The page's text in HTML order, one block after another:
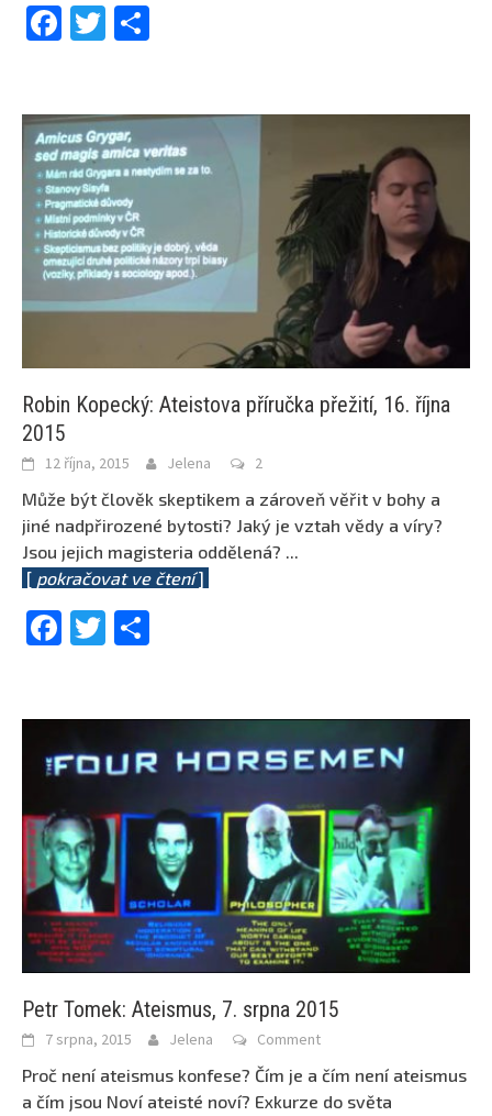
Facebook
Twitter
Robin Kopecký: Ateistova příručka přežití, 16. října
2015
12 října, 2015 Jelena 2
Může být člověk skeptikem a zároveň věřit v bohy a
jiné nadpřirozené bytosti? Jaký je vztah vědy a víry?
Jsou jejich magisteria oddělená? ...
[ pokračovat ve čtení]
Facebook
Twitter
Petr Tomek: Ateismus, 7. srpna 2015
7 srpna, 2015 Jelena Comment
Proč není ateismus konfese? Čím je a čím není ateismus
a čím jsou Noví ateisté noví? Exkurze do světa